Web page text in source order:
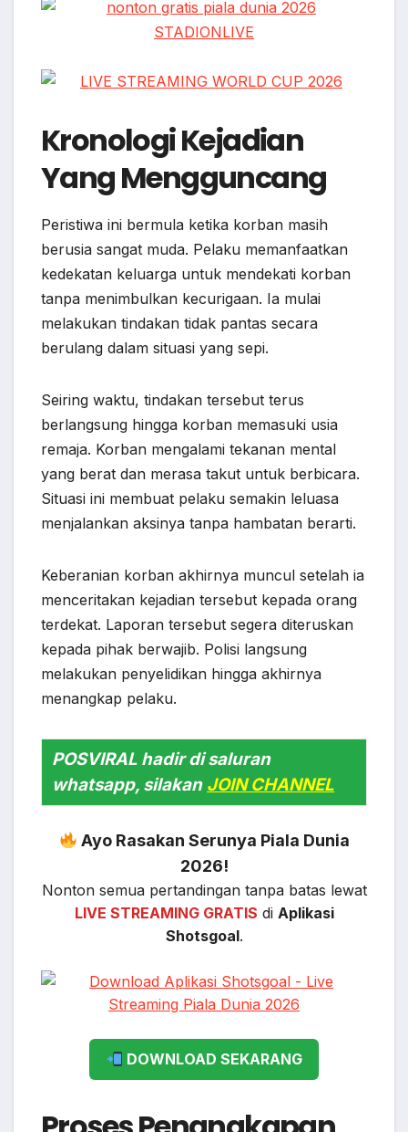
Kronologi Kejadian
Yang Mengguncang
Peristiwa ini bermula ketika korban masih
berusia sangat muda. Pelaku memanfaatkan
kedekatan keluarga untuk mendekati korban
tanpa menimbulkan kecurigaan. Ia mulai
melakukan tindakan tidak pantas secara
berulang dalam situasi yang sepi.
Seiring waktu, tindakan tersebut terus
berlangsung hingga korban memasuki usia
remaja. Korban mengalami tekanan mental
yang berat dan merasa takut untuk berbicara.
Situasi ini membuat pelaku semakin leluasa
menjalankan aksinya tanpa hambatan berarti.
Keberanian korban akhirnya muncul setelah ia
menceritakan kejadian tersebut kepada orang
terdekat. Laporan tersebut segera diteruskan
kepada pihak berwajib. Polisi langsung
melakukan penyelidikan hingga akhirnya
menangkap pelaku.
POSVIRAL hadir di saluran
whatsapp, silakan JOIN CHANNEL
Ayo Rasakan Serunya Piala Dunia
2026!
Nonton semua pertandingan tanpa batas lewat
LIVE STREAMING GRATIS di Aplikasi
Shotsgoal.
DOWNLOAD SEKARANG